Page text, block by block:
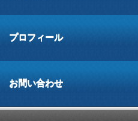
プロフィール
お問い合わせ